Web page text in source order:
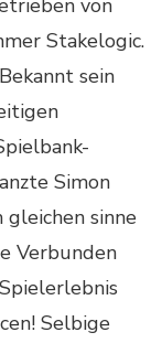
von
Stakelogic.
sein
Simon
sinne
Verbunden
Selbige